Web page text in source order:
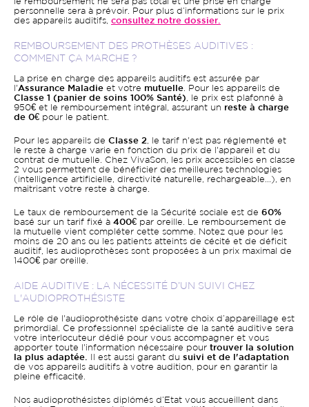
le remboursement ne sera pas total et une prise en charge
personnelle sera à prévoir. Pour plus d’informations sur le prix
des appareils auditifs, consultez notre dossier.
REMBOURSEMENT DES PROTHÈSES AUDITIVES :
COMMENT ÇA MARCHE ?
La prise en charge des appareils auditifs est assurée par
l'Assurance Maladie et votre mutuelle . Pour les appareils de
Classe 1 (panier de soins 100% Santé) , le prix est plafonné à
950€ et le remboursement intégral, assurant un reste à charge
de 0€ pour le patient.
Pour les appareils de Classe 2 , le tarif n'est pas réglementé et
le reste à charge varie en fonction du prix de l'appareil et du
contrat de mutuelle. Chez VivaSon, les prix accessibles en classe
2 vous permettent de bénéficier des meilleures technologies
(intelligence artificielle, directivité naturelle, rechargeable...), en
maitrisant votre reste à charge.
Le taux de remboursement de la Sécurité sociale est de 60%
basé sur un tarif fixé à 400€ par oreille. Le remboursement de
la mutuelle vient compléter cette somme. Notez que pour les
moins de 20 ans ou les patients atteints de cécité et de déficit
auditif, les audioprothèses sont proposées à un prix maximal de
1400€ par oreille.
AIDE AUDITIVE : LA NÉCESSITÉ D’UN SUIVI CHEZ
L'AUDIOPROTHÉSISTE
Le rôle de l'audioprothésiste dans votre choix d’appareillage est
primordial. Ce professionnel spécialiste de la santé auditive sera
votre interlocuteur dédié pour vous accompagner et vous
apporter toute l'information nécessaire pour trouver la solution
la plus adaptée.
Il est aussi garant du suivi et de l'adaptation
de vos appareils auditifs à votre audition, pour en garantir la
pleine efficacité.
Nos audioprothésistes diplômés d’Etat vous accueillent dans